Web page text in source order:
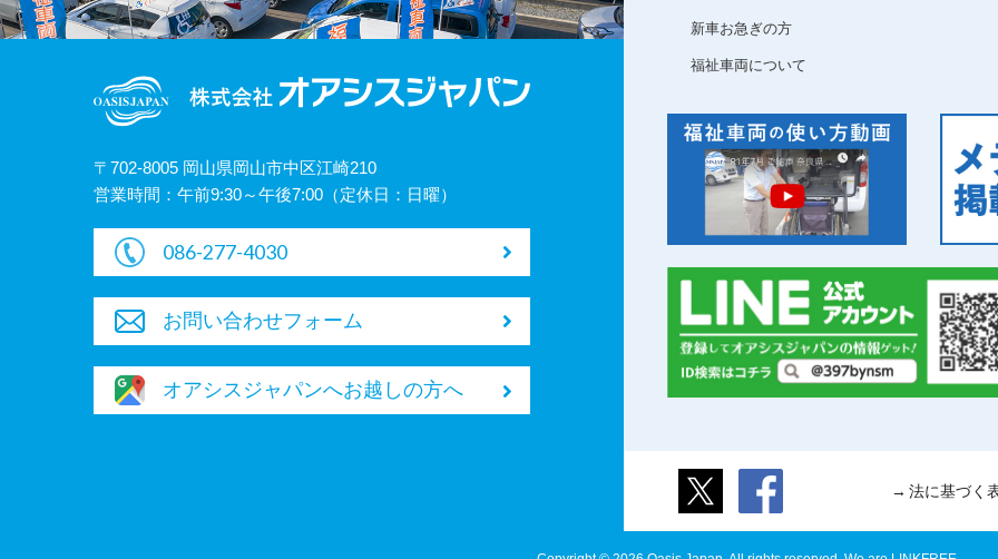
〒702-8005 岡山県岡山市中区江崎210
営業時間：午前9:30～午後7:00（定休日：日曜）
086-277-4030
お問い合わせフォーム
オアシスジャパンへお越しの方へ
新車お急ぎの方
福祉車両について
法に基づく